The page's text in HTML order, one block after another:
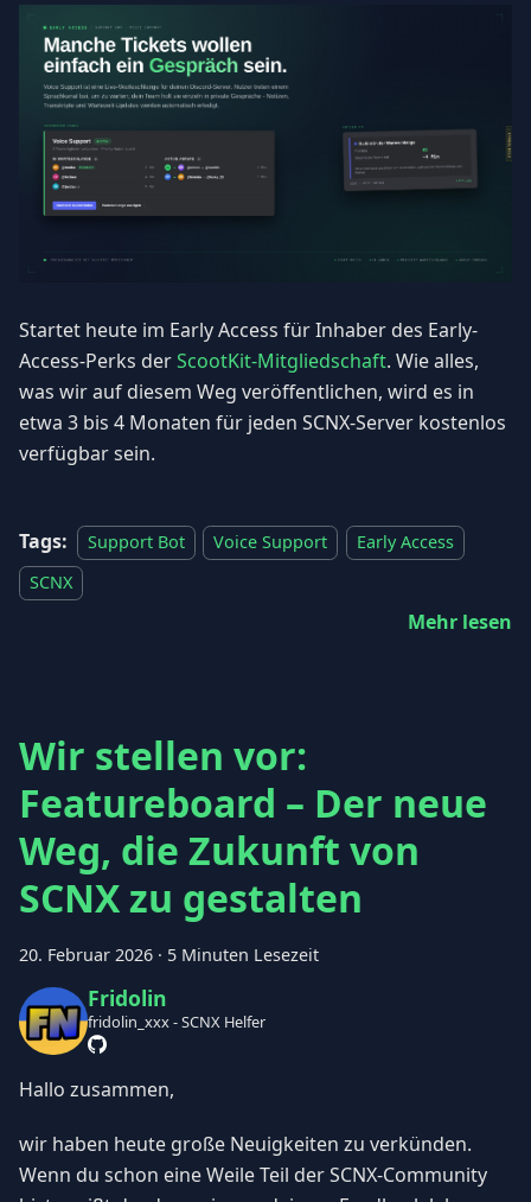
Startet heute im Early Access für Inhaber des Early-
Access-Perks derScootKit-Mitgliedschaft. Wie alles,
was wir auf diesem Weg veröffentlichen, wird es in
etwa 3 bis 4 Monaten für jeden SCNX-Server kostenlos
verfügbar sein.
Tags: Support Bot Voice Support
Early Access
SCNX
Mehr lesen
Wir stellen vor:
Featureboard – Der neue
Weg, die Zukunft von
SCNX zu gestalten
20. Februar 2026 · 5 Minuten Lesezeit
Fridolin
fridolin_xxx - SCNX Helfer
Hallo zusammen,
wir haben heute große Neuigkeiten zu verkünden.
Wenn du schon eine Weile Teil der SCNX-Community